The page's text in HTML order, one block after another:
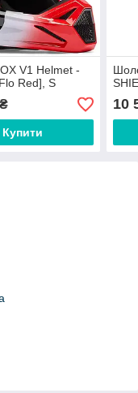
V1 Helmet -
Red], S
Купити
10